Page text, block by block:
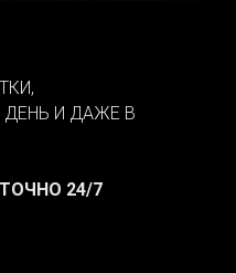
И ДАЖЕ В
24/7